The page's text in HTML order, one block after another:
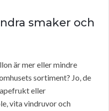
smaker och
är mer eller mindre
sortiment? Jo, de
eller
vita vindruvor och